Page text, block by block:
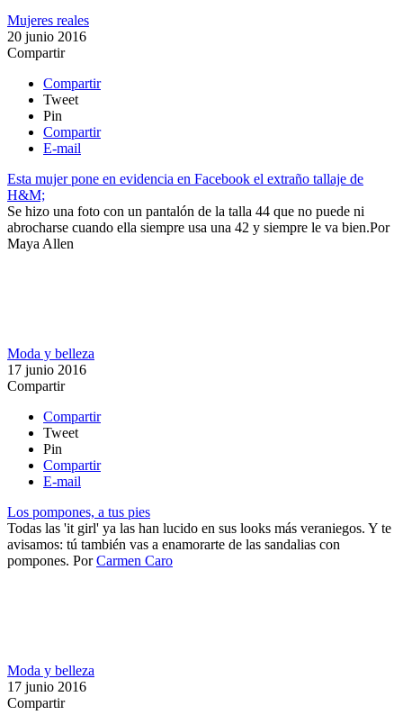
Mujeres reales
20 junio 2016
Compartir
Compartir
Tweet
Pin
Compartir
E-mail
Esta mujer pone en evidencia en Facebook el extraño tallaje de
H&M;
Se hizo una foto con un pantalón de la talla 44 que no puede ni
abrocharse cuando ella siempre usa una 42 y siempre le va bien.​Por
Maya Allen
Moda y belleza
17 junio 2016
Compartir
Compartir
Tweet
Pin
Compartir
E-mail
Los pompones, a tus pies
Todas las 'it girl' ya las han lucido en sus looks más veraniegos. Y te
avisamos: tú también vas a enamorarte de las sandalias con
pompones. PorCarmen Caro
Moda y belleza
17 junio 2016
Compartir